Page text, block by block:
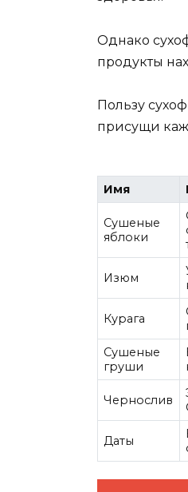
Однако
продукты
Пользу
присущи
Имя
Сушеные
яблоки
Изюм
Курага
Сушеные
груши
Чернослив
Даты